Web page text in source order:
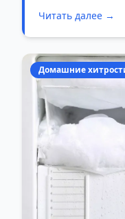
из таких
воздействие
микропластика на
Читать далее →
Домашние